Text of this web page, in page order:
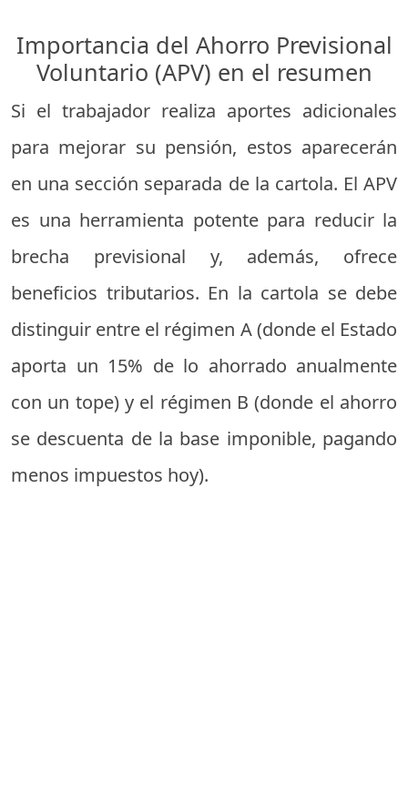
Importancia del Ahorro Previsional
Voluntario (APV) en el resumen
Si el trabajador realiza aportes adicionales
para mejorar su pensión, estos aparecerán
en una sección separada de la cartola. El APV
es una herramienta potente para reducir la
brecha previsional y, además, ofrece
beneficios tributarios. En la cartola se debe
distinguir entre el régimen A (donde el Estado
aporta un 15% de lo ahorrado anualmente
con un tope) y el régimen B (donde el ahorro
se descuenta de la base imponible, pagando
menos impuestos hoy).